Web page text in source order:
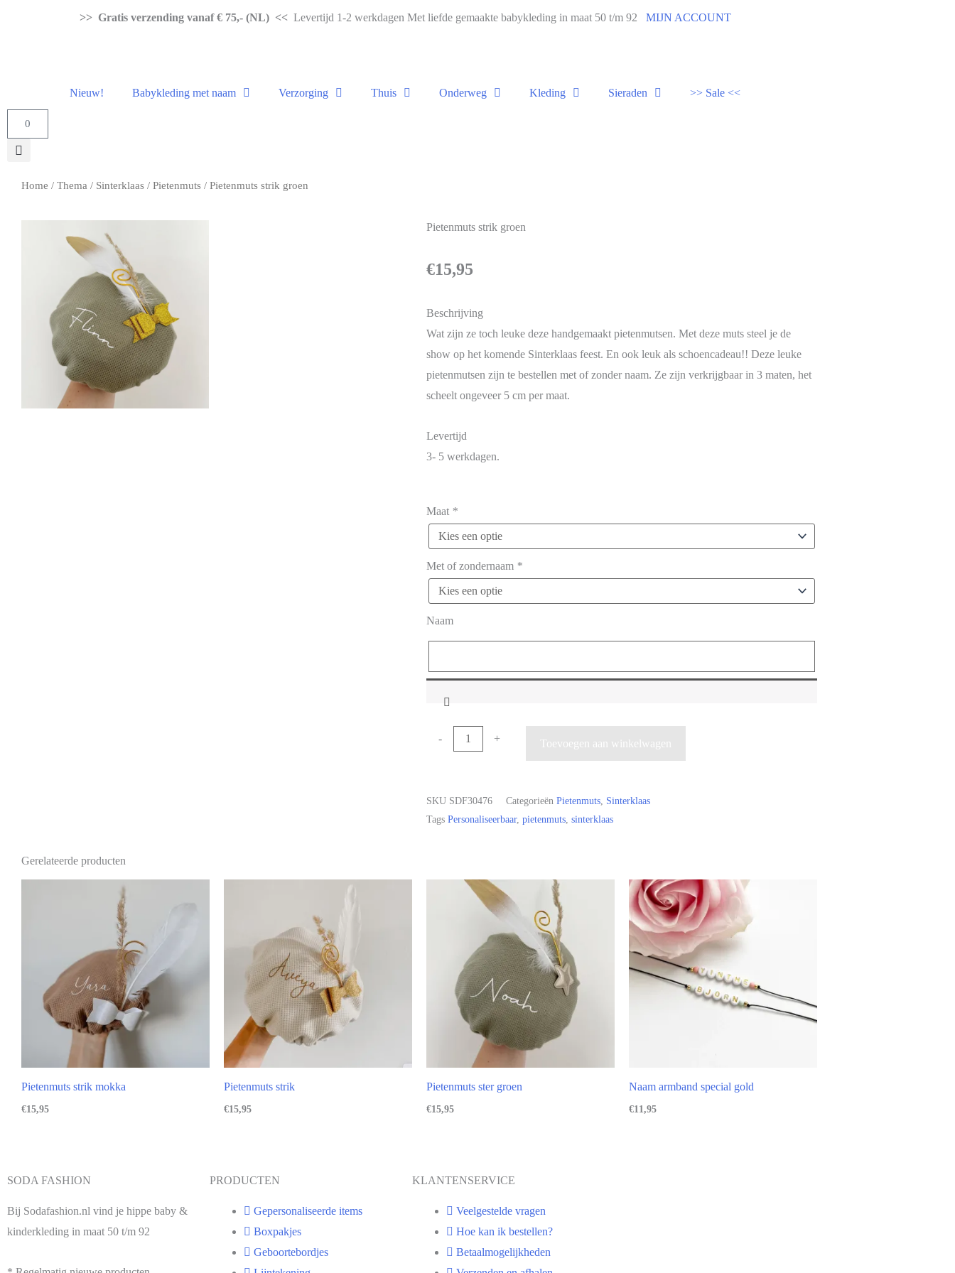
>> Gratis verzending vanaf € 75,- (NL) <<Levertijd 1-2 werkdagen Met liefde gemaakte babykleding in maat 50 t/m 92 MIJN ACCOUNT
Nieuw! Babykleding met naam Verzorging Thuis Onderweg Kleding Sieraden >> Sale <<
0
Home / Thema / Sinterklaas / Pietenmuts / Pietenmuts strik groen
Pietenmuts strik groen
€15,95
Beschrijving
Wat zijn ze toch leuke deze handgemaakt pietenmutsen. Met deze muts steel je de
show op het komende Sinterklaas feest. En ook leuk als schoencadeau!! Deze leuke
pietenmutsen zijn te bestellen met of zonder naam. Ze zijn verkrijgbaar in 3 maten, het
scheelt ongeveer 5 cm per maat.
Levertijd
3- 5 werkdagen.
Maat *
Met of zondernaam *
Naam
- + Toevoegen aan winkelwagen
SKU SDF30476 Categorieën Pietenmuts Sinterklaas
Tags Personaliseerbaar, pietenmuts sinterklaas
Gerelateerde producten
Pietenmuts strik mokka
€15,95
Pietenmuts strik
€15,95
Pietenmuts ster groen
€15,95
Naam armband special gold
€11,95
SODA FASHION
Bij Sodafashion.nl vind je hippe baby &
kinderkleding in maat 50 t/m 92
PRODUCTEN
Gepersonaliseerde items
Boxpakjes
Geboortebordjes
KLANTENSERVICE
Veelgestelde vragen
Hoe kan ik bestellen?
Betaalmogelijkheden